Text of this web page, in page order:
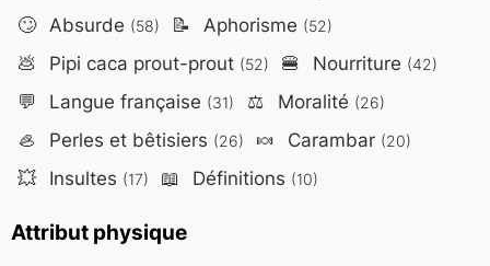
🙄 Absurde (58) 📝 Aphorisme (52)
💩 Pipi caca prout-prout (52) 🍔 Nourriture (42)
💬 Langue française (31) ⚖️ Moralité (26)
🦪 Perles et bêtisiers (26) 🍬 Carambar (20)
💥 Insultes (17) 📖 Définitions (10)
Attribut physique